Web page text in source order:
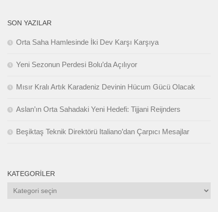
SON YAZILAR
Orta Saha Hamlesinde İki Dev Karşı Karşıya
Yeni Sezonun Perdesi Bolu’da Açılıyor
Mısır Kralı Artık Karadeniz Devinin Hücum Gücü Olacak
Aslan’ın Orta Sahadaki Yeni Hedefi: Tijjani Reijnders
Beşiktaş Teknik Direktörü Italiano’dan Çarpıcı Mesajlar
KATEGORILER
Kategoriler